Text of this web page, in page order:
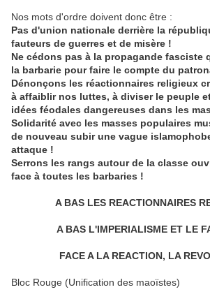
Nos mots d'ordre doivent donc être :
Pas d'union nationale derrière la
fauteurs de guerres et de misère !
Ne cédons pas à la propagande fasciste
la barbarie pour faire le compte du
Dénonçons les réactionnaires religieux
à affaiblir nos luttes, à diviser le peuple
idées féodales dangereuses dans les
Solidarité avec les masses populaires
de nouveau subir une vague
attaque !
Serrons les rangs autour de la classe
face à toutes les barbaries !
A BAS LES REACTIONNAIRES
A BAS L'IMPERIALISME ET LE
FACE A LA REACTION, LA
Bloc Rouge (Unification des maoïstes)